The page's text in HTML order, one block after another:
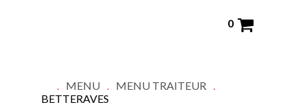
0
MENU
MENU TRAITEUR
BETTERAVES